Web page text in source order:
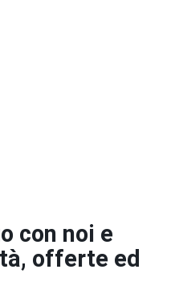
con noi e
offerte ed